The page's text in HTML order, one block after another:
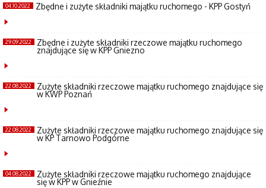
04.10.2022 Zbędne i zużyte składniki majątku ruchomego - KPP Gostyń
29.09.2022 Zbędne i zużyte składniki rzeczowe majątku ruchomego
znajdujące się w KPP Gniezno
22.08.2022 Zużyte składniki rzeczowe majątku ruchomego znajdujące się
w KWP Poznań
22.08.2022 Zużyte składniki rzeczowe majątku ruchomego znajdujące się
w KP Tarnowo Podgórne
04.08.2022 Zużyte składniki rzeczowe majątku ruchomego znajdujące
się w KPP w Gnieźnie